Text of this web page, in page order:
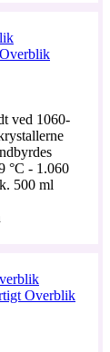
ved 1060-
°C - 1.060
500 ml
Overblik